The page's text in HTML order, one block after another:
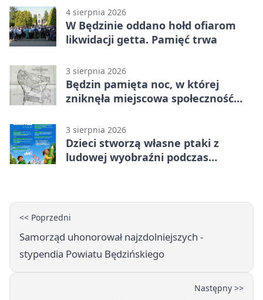
4 sierpnia 2026
W Będzinie oddano hołd ofiarom
likwidacji getta. Pamięć trwa
3 sierpnia 2026
Będzin pamięta noc, w której
zniknęła miejscowa społeczność
3 sierpnia 2026
Dzieci stworzą własne ptaki z
ludowej wyobraźni podczas
<< Poprzedni
Samorząd uhonorował najzdolniejszych -
stypendia Powiatu Będzińskiego
Następny >>